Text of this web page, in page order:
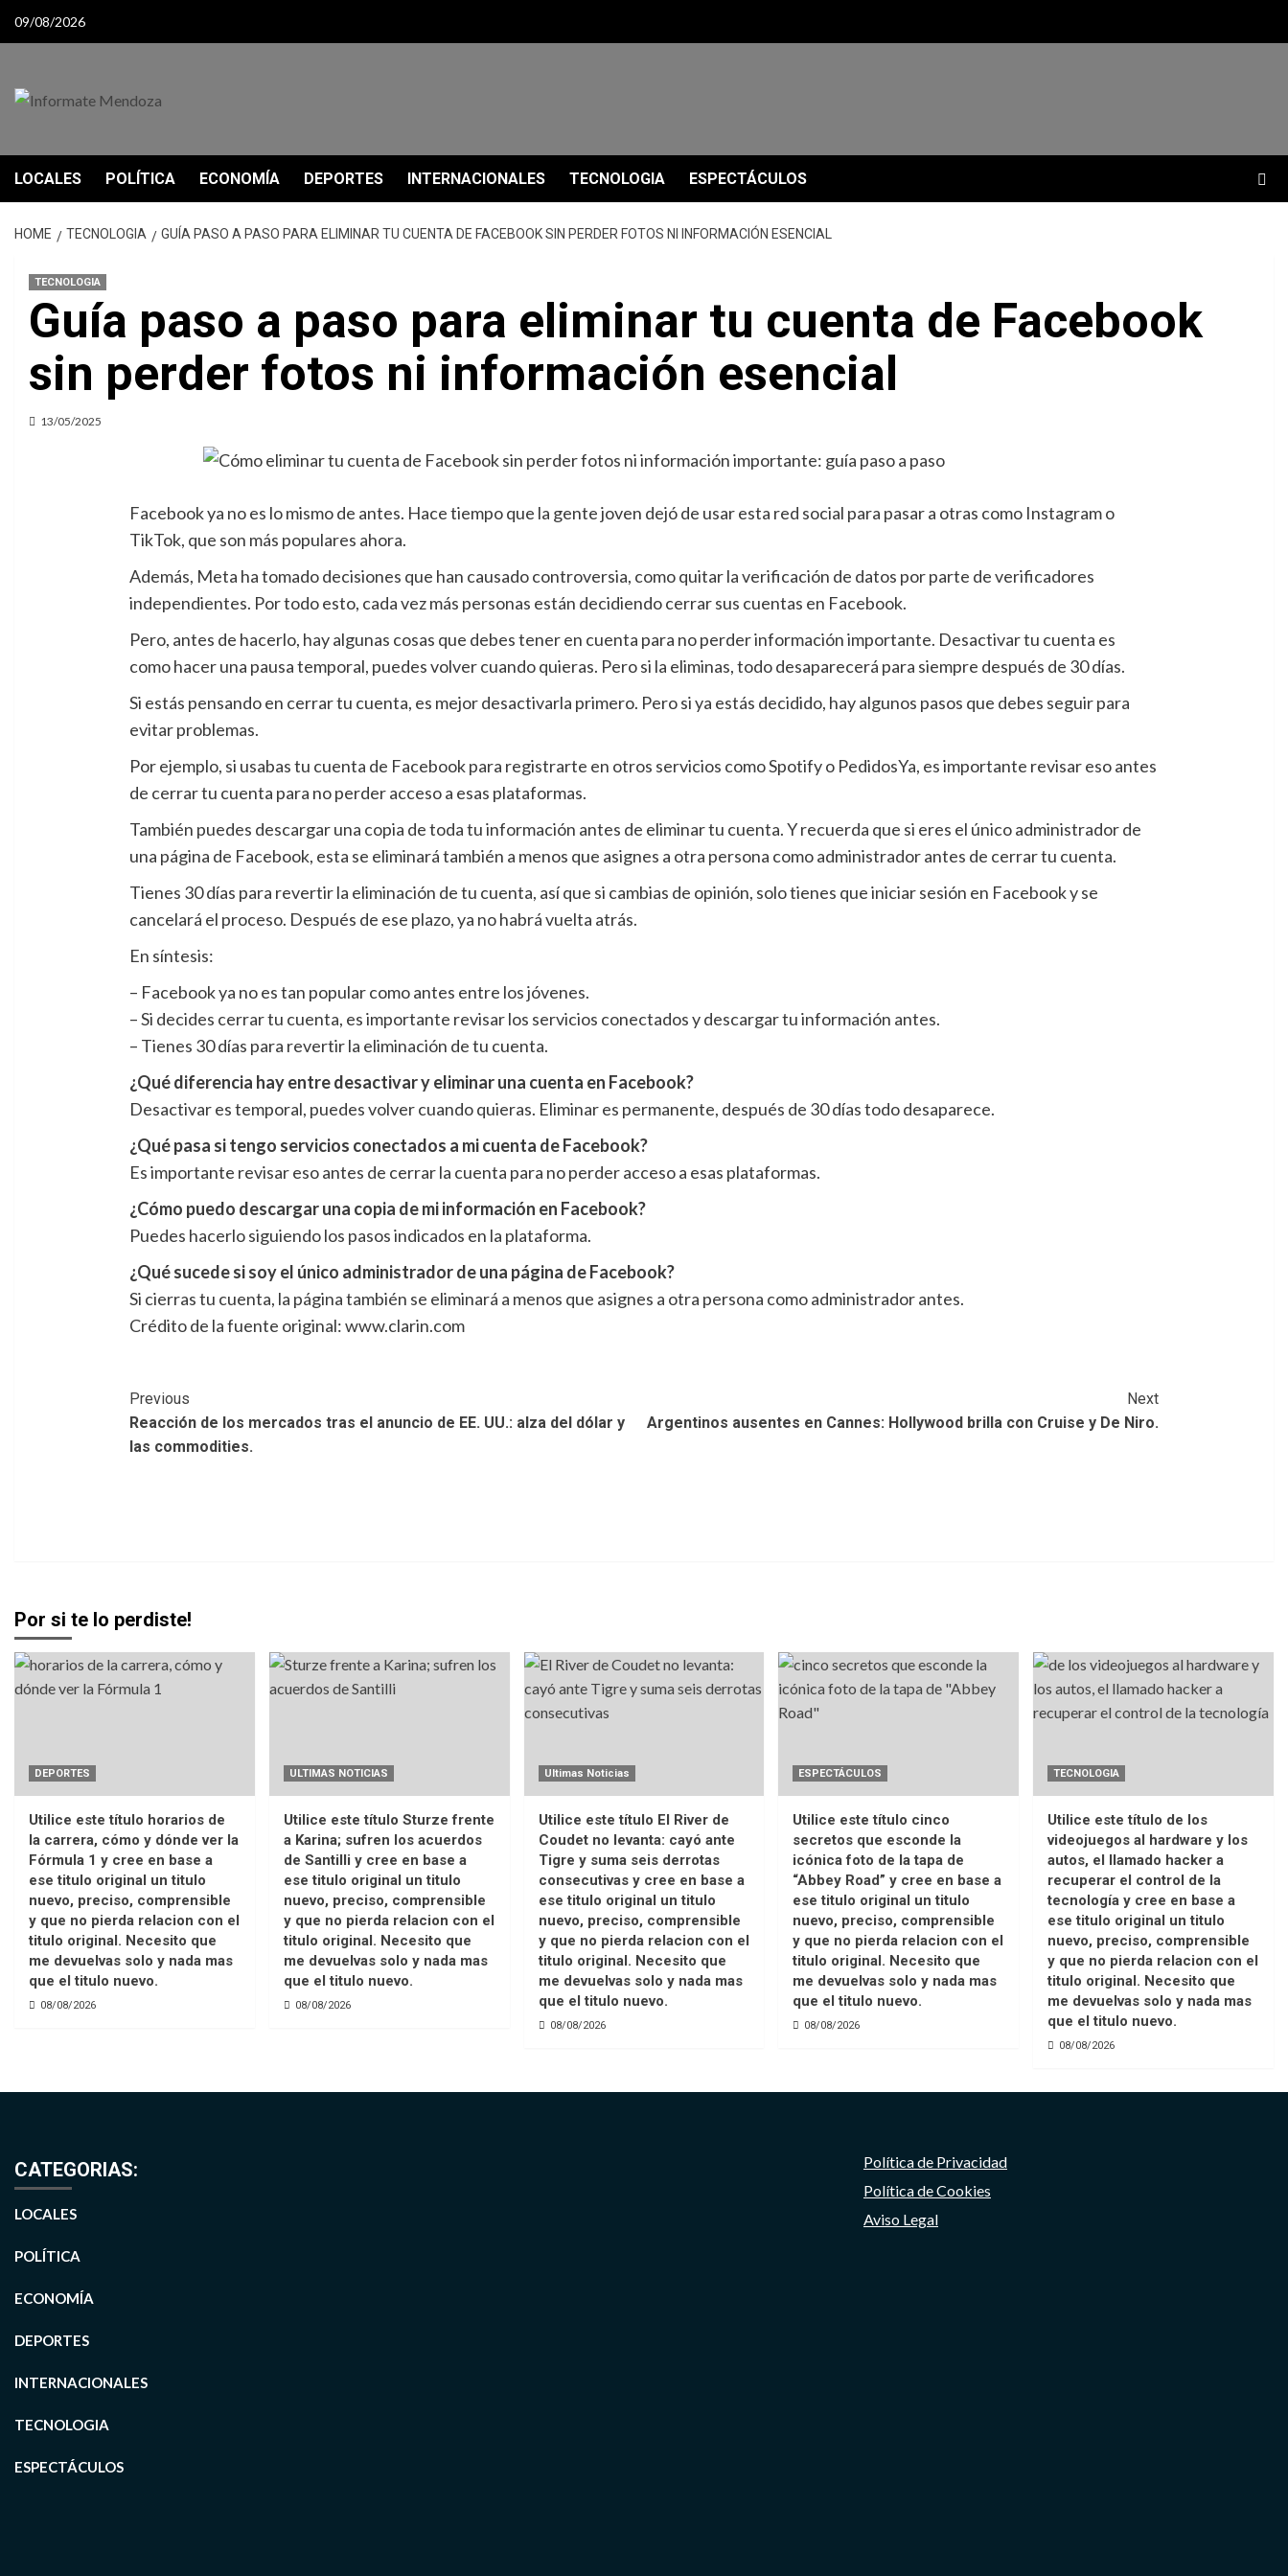
09/08/2026
LOCALES POLÍTICA ECONOMÍA DEPORTES INTERNACIONALES TECNOLOGIA ESPECTÁCULOS
HOME TECNOLOGIA GUÍA PASO A PASO PARA ELIMINAR TU CUENTA DE FACEBOOK SIN PERDER FOTOS NI INFORMACIÓN ESENCIAL
TECNOLOGIA
Guía paso a paso para eliminar tu cuenta de Facebook
sin perder fotos ni información esencial
13/05/2025
Facebook ya no es lo mismo de antes. Hace tiempo que la gente joven dejó de usar esta red social para pasar a otras como Instagram o
TikTok, que son más populares ahora.
Además, Meta ha tomado decisiones que han causado controversia, como quitar la verificación de datos por parte de verificadores
independientes. Por todo esto, cada vez más personas están decidiendo cerrar sus cuentas en Facebook.
Pero, antes de hacerlo, hay algunas cosas que debes tener en cuenta para no perder información importante. Desactivar tu cuenta es
como hacer una pausa temporal, puedes volver cuando quieras. Pero si la eliminas, todo desaparecerá para siempre después de 30 días.
Si estás pensando en cerrar tu cuenta, es mejor desactivarla primero. Pero si ya estás decidido, hay algunos pasos que debes seguir para
evitar problemas.
Por ejemplo, si usabas tu cuenta de Facebook para registrarte en otros servicios como Spotify o PedidosYa, es importante revisar eso antes
de cerrar tu cuenta para no perder acceso a esas plataformas.
También puedes descargar una copia de toda tu información antes de eliminar tu cuenta. Y recuerda que si eres el único administrador de
una página de Facebook, esta se eliminará también a menos que asignes a otra persona como administrador antes de cerrar tu cuenta.
Tienes 30 días para revertir la eliminación de tu cuenta, así que si cambias de opinión, solo tienes que iniciar sesión en Facebook y se
cancelará el proceso. Después de ese plazo, ya no habrá vuelta atrás.
En síntesis:
– Facebook ya no es tan popular como antes entre los jóvenes.
– Si decides cerrar tu cuenta, es importante revisar los servicios conectados y descargar tu información antes.
– Tienes 30 días para revertir la eliminación de tu cuenta.
¿Qué diferencia hay entre desactivar y eliminar una cuenta en Facebook?
Desactivar es temporal, puedes volver cuando quieras. Eliminar es permanente, después de 30 días todo desaparece.
¿Qué pasa si tengo servicios conectados a mi cuenta de Facebook?
Es importante revisar eso antes de cerrar la cuenta para no perder acceso a esas plataformas.
¿Cómo puedo descargar una copia de mi información en Facebook?
Puedes hacerlo siguiendo los pasos indicados en la plataforma.
¿Qué sucede si soy el único administrador de una página de Facebook?
Si cierras tu cuenta, la página también se eliminará a menos que asignes a otra persona como administrador antes.
Crédito de la fuente original: www.clarin.com
Post
Navigation
Previous
Reacción de los mercados tras el anuncio de EE. UU.: alza del dólar y
las commodities.
Next
Argentinos ausentes en Cannes: Hollywood brilla con Cruise y De Niro.
Por si te lo perdiste!
DEPORTES
Utilice este título horarios de
la carrera, cómo y dónde ver la
Fórmula 1 y cree en base a
ese titulo original un titulo
nuevo, preciso, comprensible
y que no pierda relacion con el
titulo original. Necesito que
me devuelvas solo y nada mas
que el titulo nuevo.
08/08/2026
ULTIMAS NOTICIAS
Utilice este título Sturze frente
a Karina; sufren los acuerdos
de Santilli y cree en base a
ese titulo original un titulo
nuevo, preciso, comprensible
y que no pierda relacion con el
titulo original. Necesito que
me devuelvas solo y nada mas
que el titulo nuevo.
08/08/2026
Ultimas Noticias
Utilice este título El River de
Coudet no levanta: cayó ante
Tigre y suma seis derrotas
consecutivas y cree en base a
ese titulo original un titulo
nuevo, preciso, comprensible
y que no pierda relacion con el
titulo original. Necesito que
me devuelvas solo y nada mas
que el titulo nuevo.
08/08/2026
ESPECTÁCULOS
Utilice este título cinco
secretos que esconde la
icónica foto de la tapa de
“Abbey Road” y cree en base a
ese titulo original un titulo
nuevo, preciso, comprensible
y que no pierda relacion con el
titulo original. Necesito que
me devuelvas solo y nada mas
que el titulo nuevo.
08/08/2026
TECNOLOGIA
Utilice este título de los
videojuegos al hardware y los
autos, el llamado hacker a
recuperar el control de la
tecnología y cree en base a
ese titulo original un titulo
nuevo, preciso, comprensible
y que no pierda relacion con el
titulo original. Necesito que
me devuelvas solo y nada mas
que el titulo nuevo.
08/08/2026
CATEGORIAS:
LOCALES
POLÍTICA
ECONOMÍA
DEPORTES
INTERNACIONALES
TECNOLOGIA
ESPECTÁCULOS
Política de Privacidad
Política de Cookies
Aviso Legal